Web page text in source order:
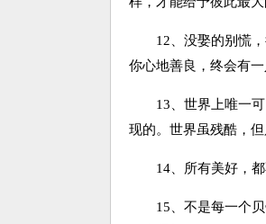
12、没娶的别慌，
你心地善良，终会有
13、世界上唯一可
现的。世界虽残酷，
14、所有美好，都
15、不是每一个贝